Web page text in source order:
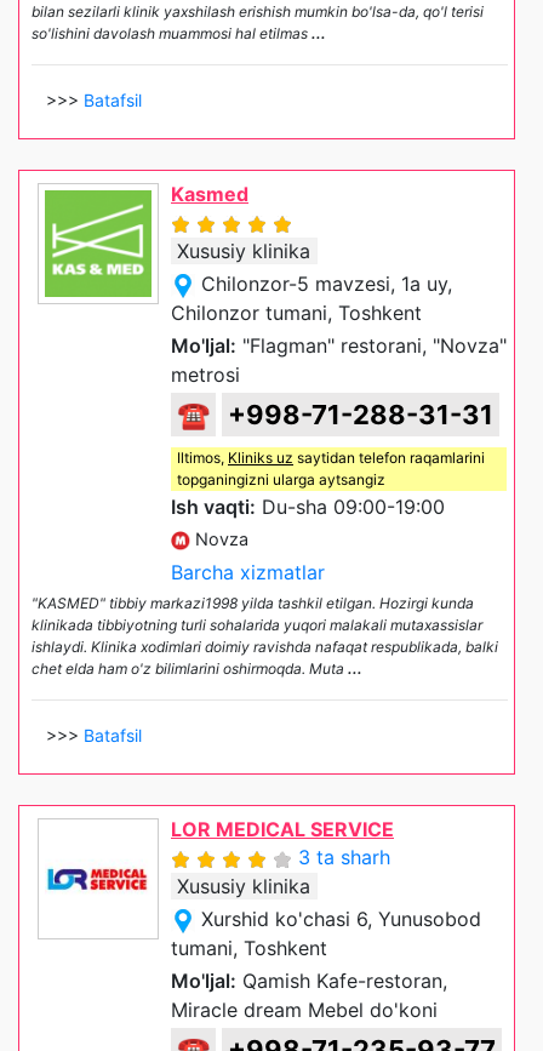
bilan sezilarli klinik yaxshilash erishish mumkin bo'lsa-da, qo'l terisi
so'lishini davolash muammosi hal etilmas ...
>>> Batafsil
Kasmed
Xususiy klinika
Chilonzor-5 mavzesi, 1a uy,
Chilonzor tumani, Toshkent
Mo'ljal: "Flagman" restorani, "Novza"
metrosi
☎ +998-71-288-31-31
Iltimos, Kliniks uz saytidan telefon raqamlarini
topganingizni ularga aytsangiz
Ish vaqti: Du-sha 09:00-19:00
Novza
Barcha xizmatlar
"KASMED" tibbiy markazi1998 yilda tashkil etilgan. Hozirgi kunda
klinikada tibbiyotning turli sohalarida yuqori malakali mutaxassislar
ishlaydi. Klinika xodimlari doimiy ravishda nafaqat respublikada, balki
chet elda ham o'z bilimlarini oshirmoqda. Muta ...
>>> Batafsil
LOR MEDICAL SERVICE
3 ta sharh
Xususiy klinika
Xurshid ko'chasi 6, Yunusobod
tumani, Toshkent
Mo'ljal: Qamish Kafe-restoran,
Miracle dream Mebel do'koni